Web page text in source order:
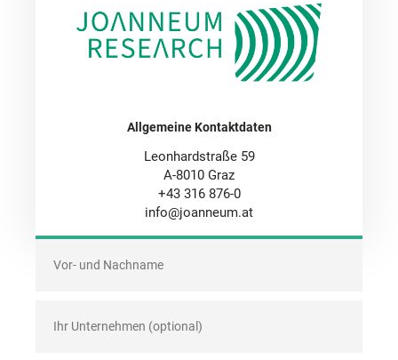
Allgemeine Kontaktdaten
Leonhardstraße 59
A-8010 Graz
+43 316 876-0
info@joanneum.at